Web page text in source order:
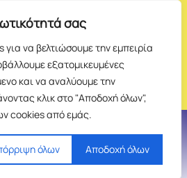
σας
να βελτιώσουμε την εμπειρία
εξατομικευμένες
και να αναλύουμε την
κλικ στο "Αποδοχή όλων",
cookies από εμάς.
όλων Αποδοχή όλων
Γ.